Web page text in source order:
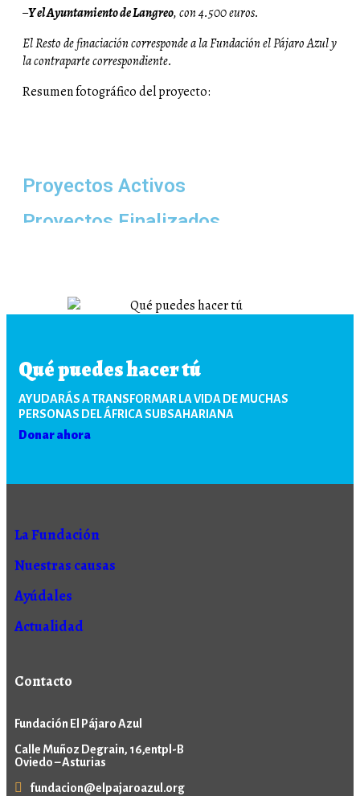
–Y el Ayuntamiento de Langreo, con 4.500 euros.
El Resto de finaciación corresponde a la Fundación el Pájaro Azul y
la contraparte correspondiente.
Resumen fotográfico del proyecto:
Proyectos Activos
Proyectos Finalizados
Qué puedes hacer tú
AYUDARÁS A TRANSFORMAR LA VIDA DE MUCHAS
PERSONAS DEL ÁFRICA SUBSAHARIANA
Donar ahora
La Fundación
Nuestras causas
Ayúdales
Actualidad
Contacto
Fundación El Pájaro Azul
Calle Muñoz Degrain, 16,entpl-B
Oviedo – Asturias
fundacion@elpajaroazul.org